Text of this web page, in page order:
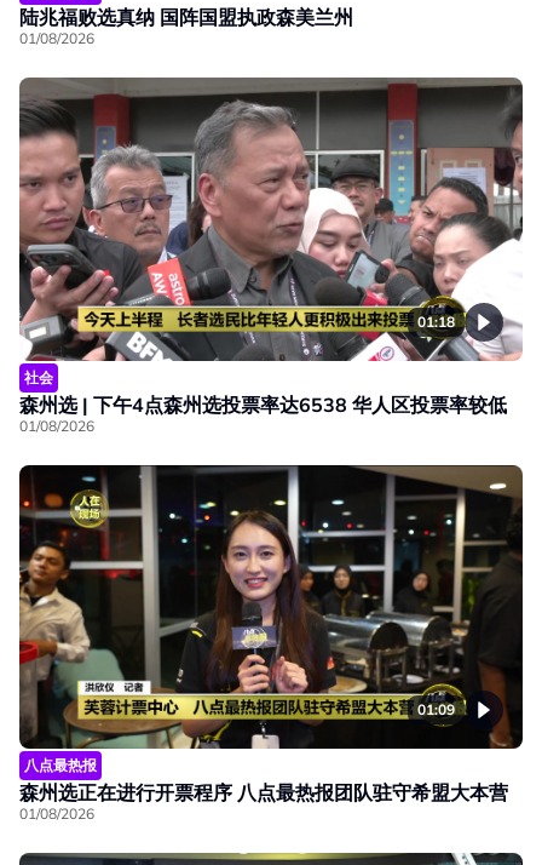
陆兆福败选真纳 国阵国盟执政森美兰州
01/08/2026
01:18
社会
森州选 | 下午4点森州选投票率达6538 华人区投票率较低
01/08/2026
01:09
八点最热报
森州选正在进行开票程序 八点最热报团队驻守希盟大本营
01/08/2026